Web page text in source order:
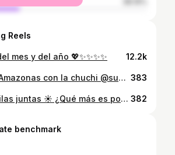
Reels
mes y del año 💖✨✨✨✨ 12.2k
Sábado en el Amazonas con la chuchi @suelyabreu_ 🇧🇷 383
Recargando pilas juntas ☀️ ¿Qué más es posible @suelyabreu_ @samabreufit ? 👙 @mardeamore_ 382
benchmark